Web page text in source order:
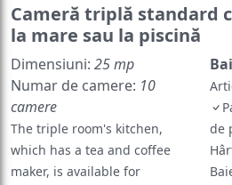
Cameră triplă standard
la mare sau la piscină
Dimensiuni: 25 mp
Numar de camere: 10
camere
The triple room's kitchen,
which has a tea and coffee
maker, is available for
de